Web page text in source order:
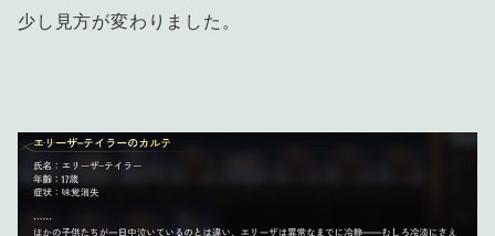
少し見方が変わりました。